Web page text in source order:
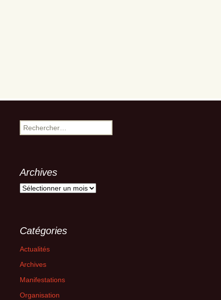
Rechercher :
Archives
Archives
Catégories
Actualités
Archives
Manifestations
Organisation